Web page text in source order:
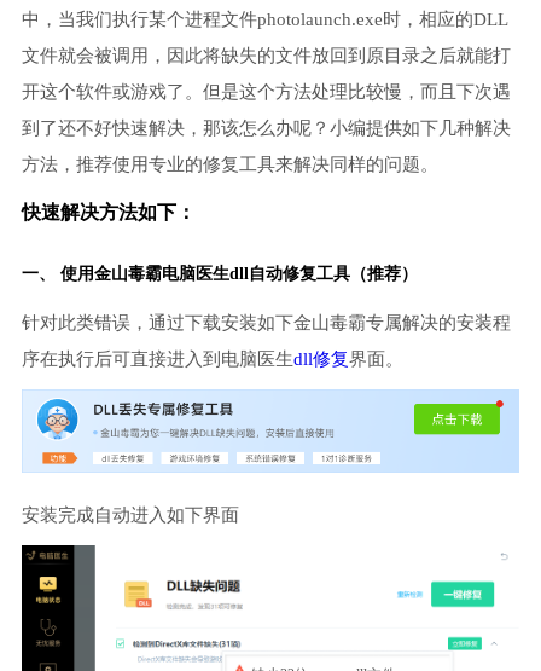
中，当我们执行某个进程文件photolaunch.exe时，相应的DLL
文件就会被调用，因此将缺失的文件放回到原目录之后就能打
开这个软件或游戏了。但是这个方法处理比较慢，而且下次遇
到了还不好快速解决，那该怎么办呢？小编提供如下几种解决
方法，推荐使用专业的修复工具来解决同样的问题。
快速解决方法如下：
一、 使用金山毒霸电脑医生dll自动修复工具（推荐）
针对此类错误，通过下载安装如下金山毒霸专属解决的安装程
序在执行后可直接进入到电脑医生dll修复界面。
安装完成自动进入如下界面